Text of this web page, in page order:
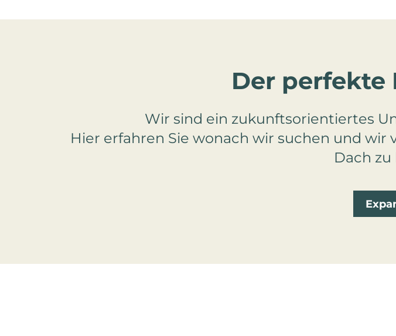
Der
Wir sind ein zukunftsorientiertes
Hier erfahren Sie wonach wir suchen und wir
Dach